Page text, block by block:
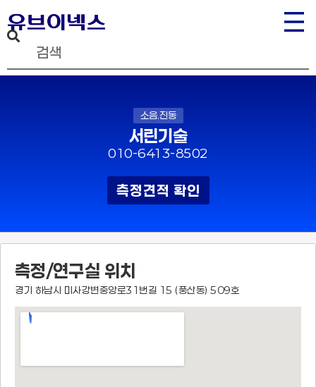
소음.진동
서린기술
010-6413-8502
측정견적 확인
측정/연구실 위치
경기 하남시 미사강변중앙로31번길 15 (풍산동) 509호